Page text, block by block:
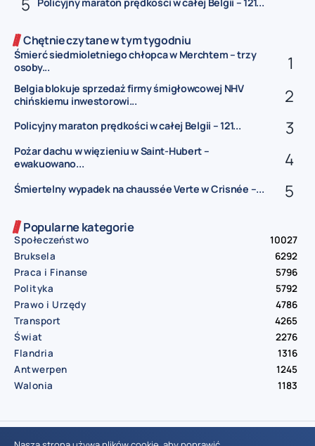
Policyjny maraton prędkości w całej Belgii – 121...
Chętnie czytane w tym tygodniu
Śmierć siedmioletniego chłopca w Merchtem – trzy
osoby...
Belgia blokuje sprzedaż firmy śmigłowcowej NHV
chińskiemu inwestorowi...
Policyjny maraton prędkości w całej Belgii – 121...
Pożar dachu w więzieniu w Saint-Hubert –
ewakuowano...
Śmiertelny wypadek na chaussée Verte w Crisnée –...
Popularne kategorie
Społeczeństwo
10027
Bruksela
6292
Praca i Finanse
5796
Polityka
5792
Prawo i Urzędy
4786
Transport
4265
Świat
2276
Flandria
1316
Antwerpen
1245
Walonia
1183
© Aktualnosci.be – All Right Reserved 2016-2026